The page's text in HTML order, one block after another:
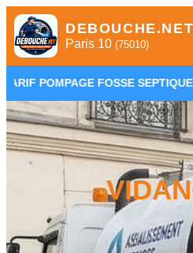
DEBOUCHE.NET
Paris 10 (75010)
FOSSE SEPTIQUE •